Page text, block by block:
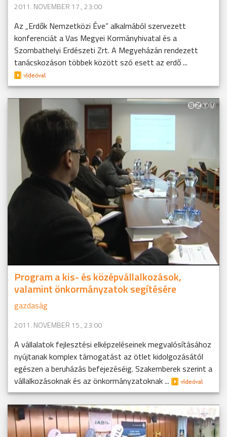
2011. NOVEMBER 17., 23:00
Az „Erdők Nemzetközi Éve” alkalmából szervezett
konferenciát a Vas Megyei Kormányhivatal és a
Szombathelyi Erdészeti Zrt. A Megyeházán rendezett
tanácskozáson többek között szó esett az erdő ...
Program a kis- és középvállalkozások,
valamint önkormányzatok segítésére
gazdaság
2011. NOVEMBER 15., 23:00
A vállalatok fejlesztési elképzeléseinek megvalósításához
nyújtanak komplex támogatást az ötlet kidolgozásától
egészen a beruházás befejezéséig. Szakemberek szerint a
vállalkozásoknak és az önkormányzatoknak ...